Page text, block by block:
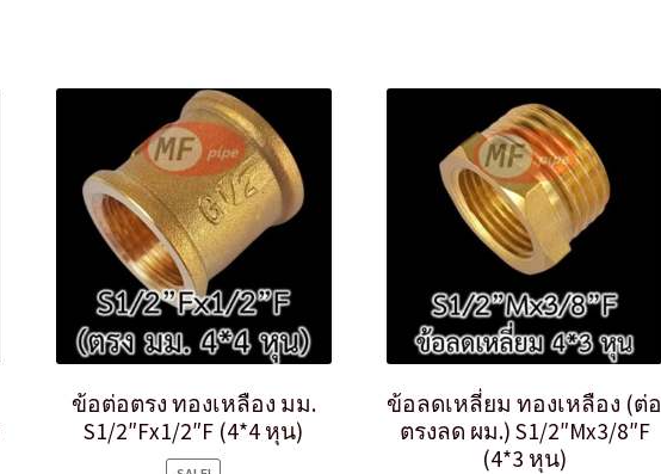
ข้อต่อตรง ทองเหลือง มม.
S1/2″Fx1/2″F (4*4 หุน)
ข้อลดเหลี่ยม ทองเหลือง (ต่อ
ตรงลด ผม.) S1/2″Mx3/8″F
(4*3 หุน)